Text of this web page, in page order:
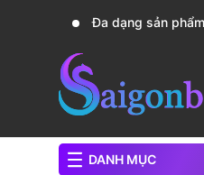
Đa dạng sản
DANH MỤC